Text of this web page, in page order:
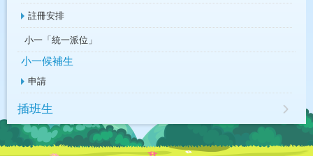
註冊安排
小一「統一派位」
小一候補生
申請
插班生